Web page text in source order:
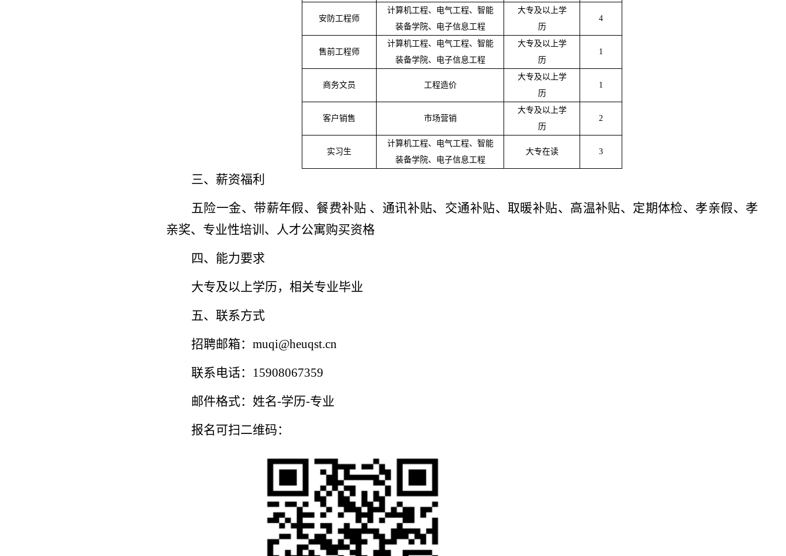
安防工程师
计算机工程、电气工程、智能
装备学院、电子信息工程
大专及以上学
历
4
售前工程师
计算机工程、电气工程、智能
装备学院、电子信息工程
大专及以上学
历
1
商务文员 工程造价
大专及以上学
历
1
客户销售 市场营销
大专及以上学
历
2
实习生
计算机工程、电气工程、智能
装备学院、电子信息工程
大专在读 3
三、薪资福利
五险一金、带薪年假、餐费补贴 、通讯补贴、交通补贴、取暖补贴、高温补贴、定期体检、孝亲假、孝
亲奖、专业性培训、人才公寓购买资格
四、能力要求
大专及以上学历，相关专业毕业
五、联系方式
招聘邮箱：muqi@heuqst.cn
联系电话：15908067359
邮件格式：姓名-学历-专业
报名可扫二维码：